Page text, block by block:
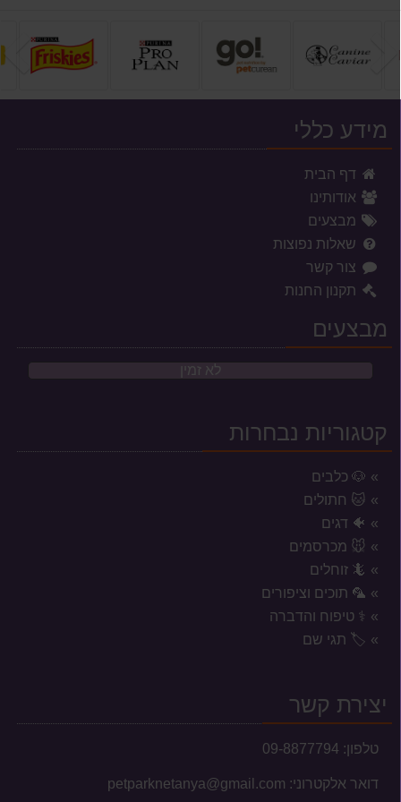
הקודם
מידע כללי
דף הבית
אודותינו
מבצעים
שאלות נפוצות
צור קשר
תקנון החנות
מבצעים
לא זמין
קטגוריות נבחרות
🐶 כלבים
🐱 חתולים
🐠 דגים
🐭 מכרסמים
🦎 זוחלים
🦜 תוכים וציפורים
⚕️ טיפוח והדברה
🏷️ תגי שם
יצירת קשר
טלפון: 09-8877794
דואר אלקטרוני: petparknetanya@gmail.com
אזורי משלוח לשקי מזון, אקווריומים